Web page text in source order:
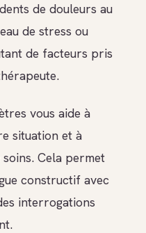
de douleurs au
de stress ou
de facteurs pris
vous aide à
situation et à
Cela permet
constructif avec
interrogations